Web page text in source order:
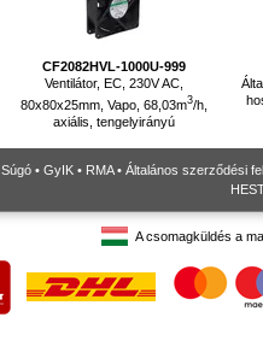
CF2082HVL-1000U-999
Ventilátor, EC, 230V AC,
80x80x25mm, Vapo, 68,03m3/h,
axiális, tengelyirányú
Súgó • GyIK • RMA• Általános szerződési
A csomagküldés a